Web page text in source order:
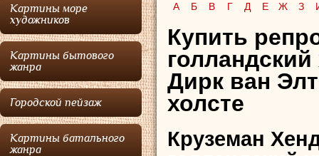
Картины море
художников
Картины бытового
жанра
Городской пейзаж
Картины батального
жанра
А Б В Г Д Е Ж З
Купить
Дирк ван
холсте
Круземан